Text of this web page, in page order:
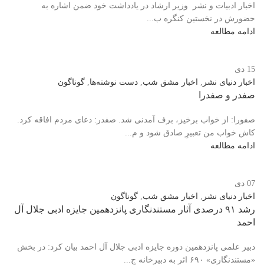
اخبار ادبیات و نشر وزیر ارشاد در یادداشت‌ خود ضمن اشاره به
حضورش در نخستین کنگره ب...
ادامه مطالعه
15 دی
اخبار دنیای نشر
اخبار مشق شب دست نوشته‌ها گوناگون
صفدر و صفدرا
صفورا: از خواب برخیز، برف آمدنی شد. صفدر: دعای مردم افاقه کرد.
کاش خواب من تعبیرِ صادق شود و م...
ادامه مطالعه
07 دی
اخبار دنیای نشر
اخبار مشق شب گوناگون
رشد ۹۱ درصدی آثار مستندنگاری پانزدهمین جایزه ادبی جلال آل
احمد
دبیر علمی پانزدهمین دوره جایزه ادبی جلال آل احمد بیان کرد: در بخش
«مستندنگاری» ۶۹۰ اثر به دبیرخانه ج...